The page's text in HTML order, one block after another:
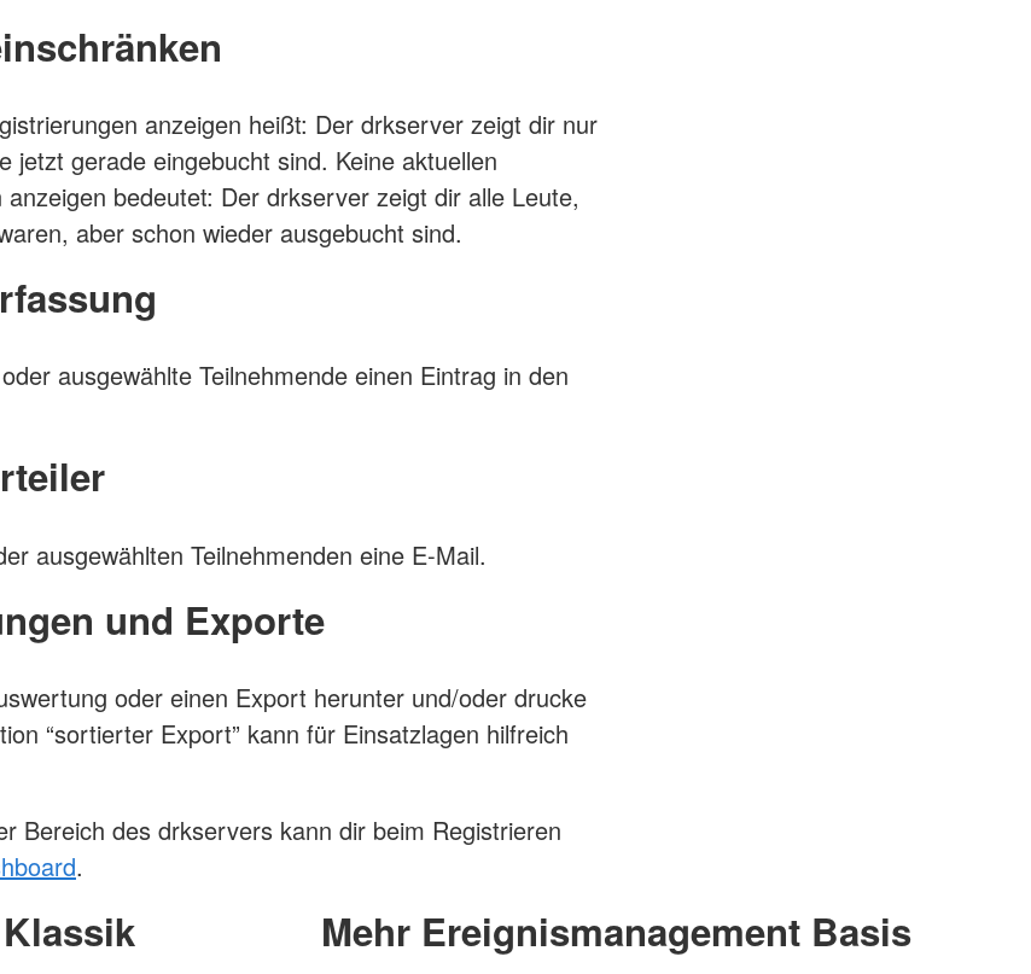
anzeigen heißt: Der drkserver zeigt dir nur
jetzt gerade eingebucht sind. Keine aktuellen
anzeigen bedeutet: Der drkserver zeigt dir alle Leute,
aber schon wieder ausgebucht sind.
ausgewählte Teilnehmende einen Eintrag in den
ausgewählten Teilnehmenden eine E-Mail.
und Exporte
oder einen Export herunter und/oder drucke
“sortierter Export” kann für Einsatzlagen hilfreich
Bereich des drkservers kann dir beim Registrieren
.
Mehr Ereignismanagement Basis